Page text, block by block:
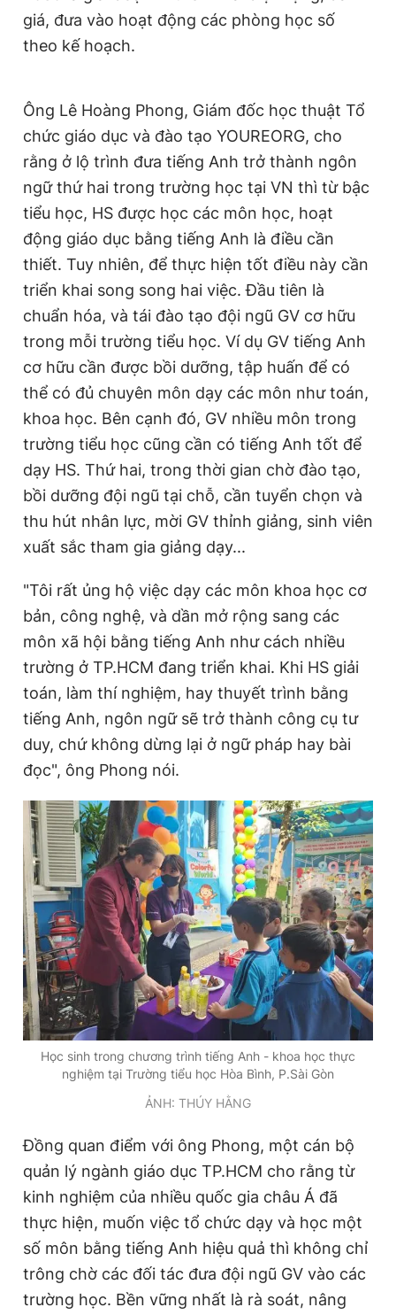
giá, đưa vào hoạt động các phòng học số
theo kế hoạch.
Ông Lê Hoàng Phong, Giám đốc học thuật Tổ
chức giáo dục và đào tạo YOUREORG, cho
rằng ở lộ trình đưa tiếng Anh trở thành ngôn
ngữ thứ hai trong trường học tại VN thì từ bậc
tiểu học, HS được học các môn học, hoạt
động giáo dục bằng tiếng Anh là điều cần
thiết. Tuy nhiên, để thực hiện tốt điều này cần
triển khai song song hai việc. Đầu tiên là
chuẩn hóa, và tái đào tạo đội ngũ GV cơ hữu
trong mỗi trường tiểu học. Ví dụ GV tiếng Anh
cơ hữu cần được bồi dưỡng, tập huấn để có
thể có đủ chuyên môn dạy các môn như toán,
khoa học. Bên cạnh đó, GV nhiều môn trong
trường tiểu học cũng cần có tiếng Anh tốt để
dạy HS. Thứ hai, trong thời gian chờ đào tạo,
bồi dưỡng đội ngũ tại chỗ, cần tuyển chọn và
thu hút nhân lực, mời GV thỉnh giảng, sinh viên
xuất sắc tham gia giảng dạy...
"Tôi rất ủng hộ việc dạy các môn khoa học cơ
bản, công nghệ, và dần mở rộng sang các
môn xã hội bằng tiếng Anh như cách nhiều
trường ở TP.HCM đang triển khai. Khi HS giải
toán, làm thí nghiệm, hay thuyết trình bằng
tiếng Anh, ngôn ngữ sẽ trở thành công cụ tư
duy, chứ không dừng lại ở ngữ pháp hay bài
đọc", ông Phong nói.
Học sinh trong chương trình tiếng Anh - khoa học thực
nghiệm tại Trường tiểu học Hòa Bình, P.Sài Gòn
ẢNH: THÚY HẰNG
Đồng quan điểm với ông Phong, một cán bộ
quản lý ngành giáo dục TP.HCM cho rằng từ
kinh nghiệm của nhiều quốc gia châu Á đã
thực hiện, muốn việc tổ chức dạy và học một
số môn bằng tiếng Anh hiệu quả thì không chỉ
trông chờ các đối tác đưa đội ngũ GV vào các
trường học. Bền vững nhất là rà soát, nâng